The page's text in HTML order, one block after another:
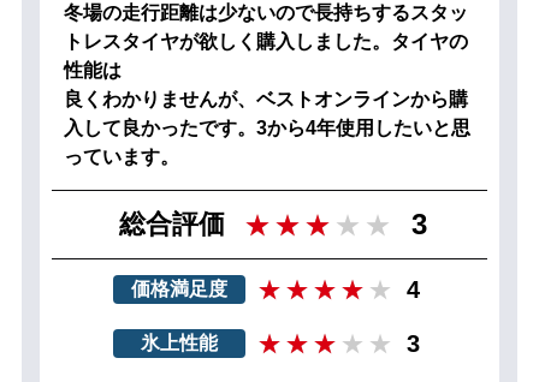
冬場の走行距離は少ないので長持ちするスタッ
トレスタイヤが欲しく購入しました。タイヤの
性能は
良くわかりませんが、ベストオンラインから購
入して良かったです。3から4年使用したいと思
っています。
総合評価 3
価格満足度 4
氷上性能 3